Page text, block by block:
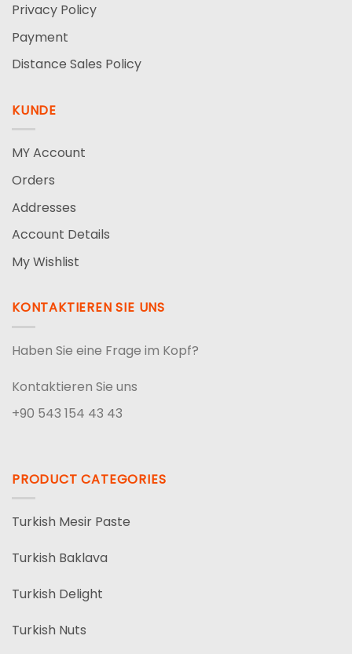
Privacy Policy
Payment
Distance Sales Policy
KUNDE
MY Account
Orders
Addresses
Account Details
My Wishlist
KONTAKTIEREN SIE UNS
Haben Sie eine Frage im Kopf?
Kontaktieren Sie uns
+90 543 154 43 43
PRODUCT CATEGORIES
Turkish Mesir Paste
Turkish Baklava
Turkish Delight
Turkish Nuts